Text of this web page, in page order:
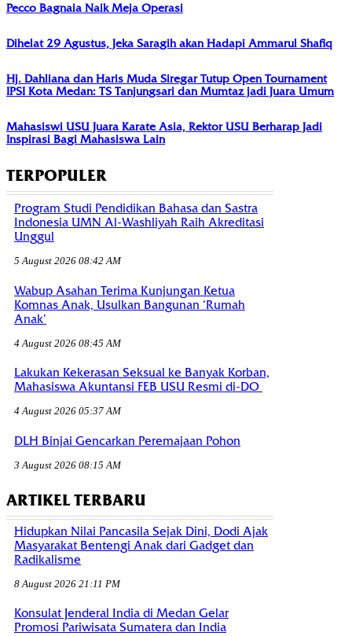
Pecco Bagnaia Naik Meja Operasi
Dihelat 29 Agustus, Jeka Saragih akan Hadapi Ammarul Shafiq
Hj. Dahliana dan Haris Muda Siregar Tutup Open Tournament
IPSI Kota Medan: TS Tanjungsari dan Mumtaz jadi Juara Umum
Mahasiswi USU Juara Karate Asia, Rektor USU Berharap Jadi
Inspirasi Bagi Mahasiswa Lain
TERPOPULER
Program Studi Pendidikan Bahasa dan Sastra
Indonesia UMN Al-Washliyah Raih Akreditasi
Unggul
5 August 2026 08:42 AM
Wabup Asahan Terima Kunjungan Ketua
Komnas Anak, Usulkan Bangunan ‘Rumah
Anak’
4 August 2026 08:45 AM
Lakukan Kekerasan Seksual ke Banyak Korban,
Mahasiswa Akuntansi FEB USU Resmi di-DO
4 August 2026 05:37 AM
DLH Binjai Gencarkan Peremajaan Pohon
3 August 2026 08:15 AM
ARTIKEL TERBARU
Hidupkan Nilai Pancasila Sejak Dini, Dodi Ajak
Masyarakat Bentengi Anak dari Gadget dan
Radikalisme
8 August 2026 21:11 PM
Konsulat Jenderal India di Medan Gelar
Promosi Pariwisata Sumatera dan India